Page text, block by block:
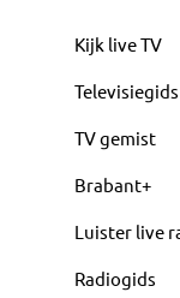
Kijk live TV
Televisiegids
TV gemist
Brabant+
Luister live
Radiogids